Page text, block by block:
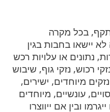
בכל מקרה
יישאו בחבות בגין
נתונים או עלויות רכש
רכוש, נזקי גוף, שיבוש
מיוחדים, ישירים,
עונשיים, מיוחדים
ובין אם ייווצרו